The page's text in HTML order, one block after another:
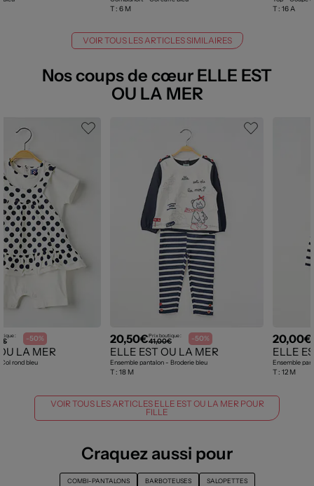
T : 6 M T : 16 A
VOIR TOUS LES ARTICLES SIMILAIRES
Nos coups de cœur ELLE EST
OU LA MER
: -50%
LA MER
rond bleu
20,50€Prix boutique :
41,00€ -50%
ELLE EST OU LA MER
Ensemble pantalon - Broderie bleu
T : 18 M
20,00€
ELLE
Ensemble
T : 12 M
VOIR TOUS LES ARTICLES ELLE EST OU LA MER POUR
FILLE
Craquez aussi pour
COMBI-PANTALONS BARBOTEUSES SALOPETTES